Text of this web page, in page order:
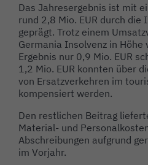
Das Jahresergebnis ist mit
rund 2,8 Mio. EUR durch die
geprägt. Trotz einem
Germania Insolvenz in Höhe
Ergebnis nur 0,9 Mio. EUR
1,2 Mio. EUR konnten über
von Ersatzverkehren im
kompensiert werden.
Den restlichen Beitrag
Material- und
Abschreibungen aufgrund
im Vorjahr.